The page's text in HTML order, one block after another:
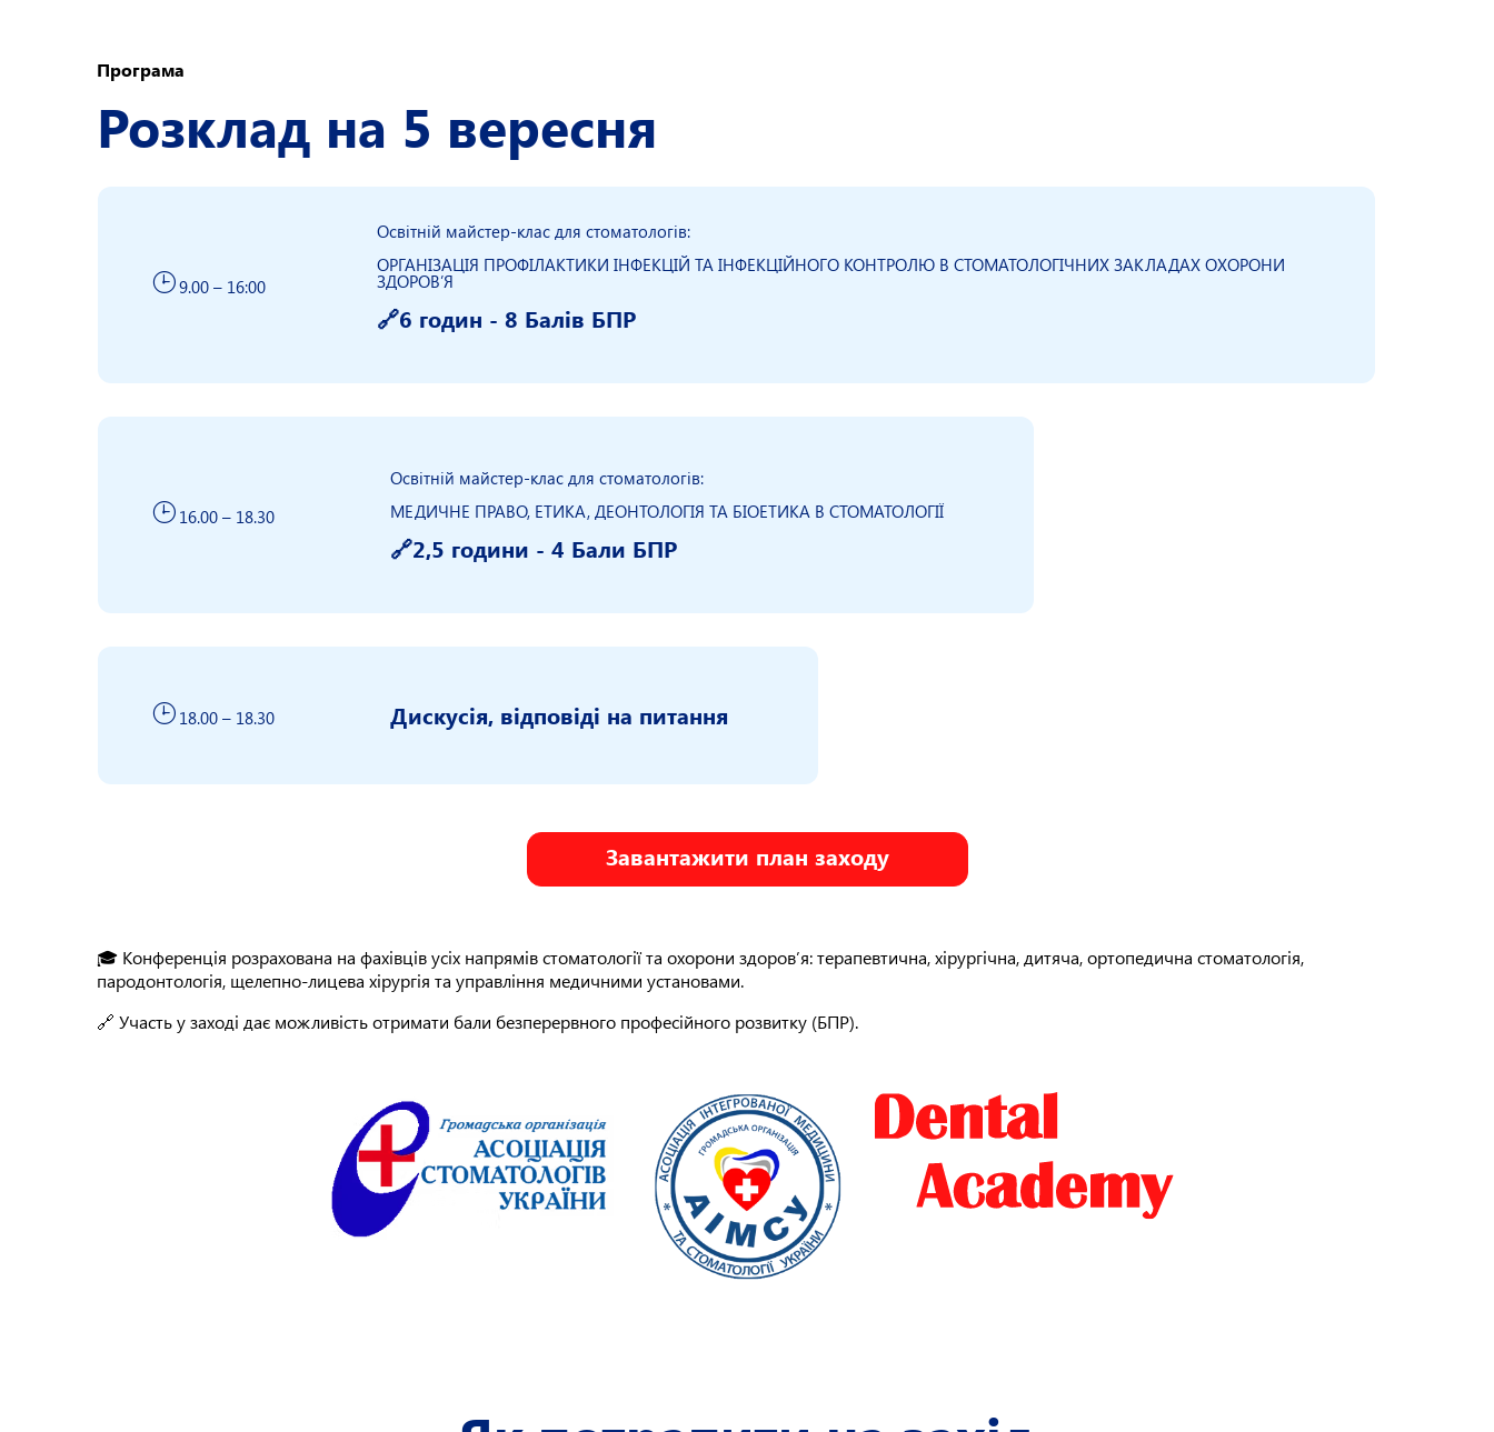
Програма
Розклад на 5 вересня
9.00 – 16:00
Освітній майстер-клас для стоматологів:
ОРГАНІЗАЦІЯ ПРОФІЛАКТИКИ ІНФЕКЦІЙ ТА ІНФЕКЦІЙНОГО КОНТРОЛЮ В СТОМАТОЛОГІЧНИХ ЗАКЛАДАХ ОХОРОНИ
ЗДОРОВ’Я
🔗6 годин - 8 Балів БПР
16.00 – 18.30
Освітній майстер-клас для стоматологів:
МЕДИЧНЕ ПРАВО, ЕТИКА, ДЕОНТОЛОГІЯ ТА БІОЕТИКА В СТОМАТОЛОГІЇ
🔗2,5 години - 4 Бали БПР
18.00 – 18.30 Дискусія, відповіді на питання
Завантажити план заходу
🎓 Конференція розрахована на фахівців усіх напрямів стоматології та охорони здоров’я: терапевтична, хірургічна, дитяча, ортопедична стоматологія,
пародонтологія, щелепно-лицева хірургія та управління медичними установами.
🔗 Участь у заході дає можливість отримати бали безперервного професійного розвитку (БПР).